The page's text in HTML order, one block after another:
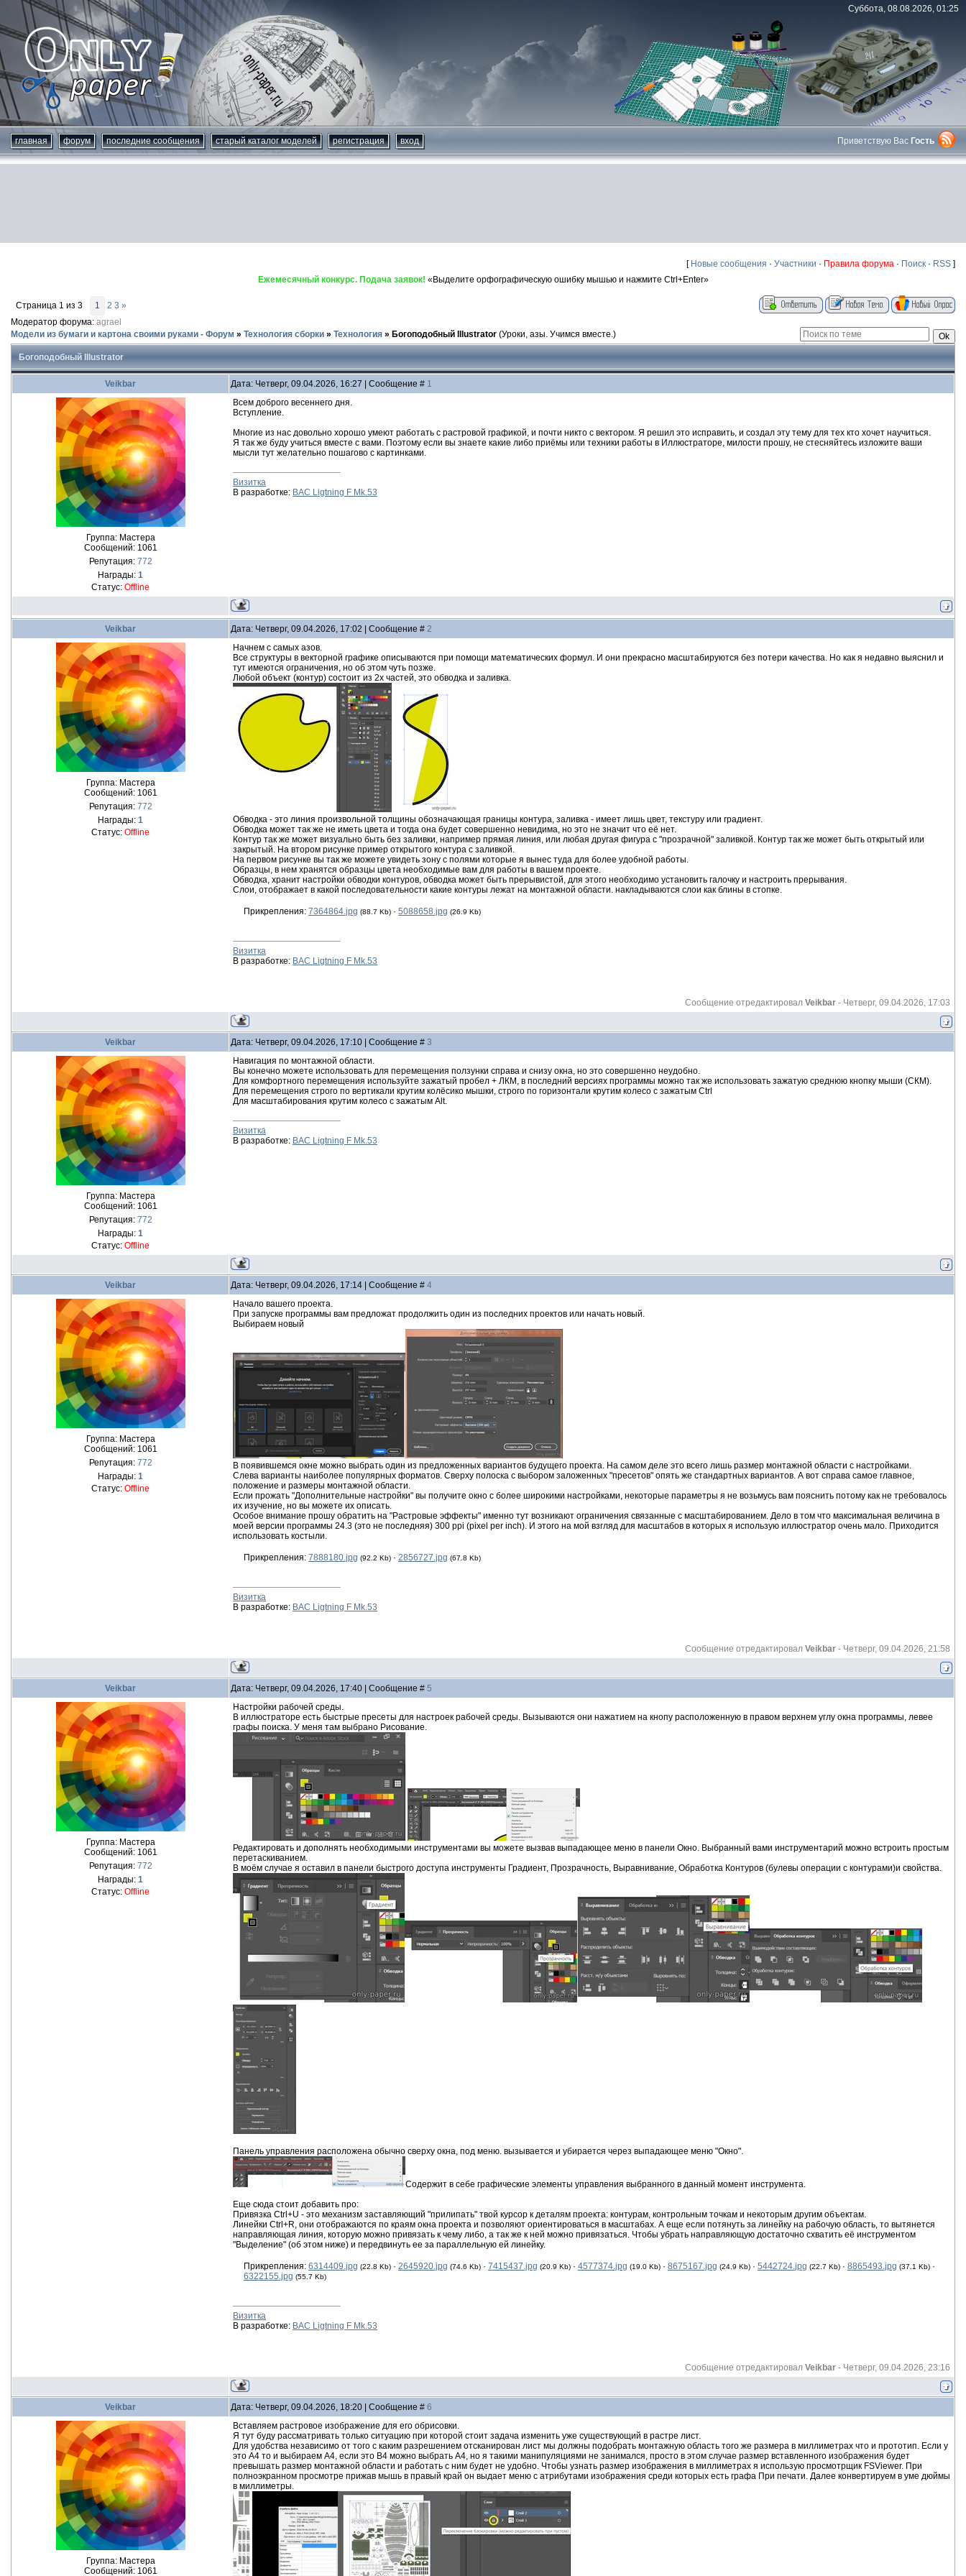
Суббота, 08.08.2026, 01:25
главная форум последние сообщения старый каталог моделей регистрация вход Приветствую Вас Гость
[ Новые сообщения · Участники · Правила форума · Поиск · RSS ]
Ежемесячный конкурс. Подача заявок! «Выделите орфографическую ошибку мышью и нажмите Ctrl+Enter»
Страница 1 из 3 1 2 3 »
Модератор форума: agrael
Модели из бумаги и картона своими руками - Форум » Технология сборки » Технология » Богоподобный Illustrator (Уроки, азы. Учимся вместе.)
Богоподобный Illustrator
Veikbar Дата: Четверг, 09.04.2026, 16:27 | Сообщение # 1
Группа: Мастера
Сообщений: 1061
Репутация: 772
Награды: 1
Статус: Offline
Всем доброго весеннего дня.
Вступление.
Многие из нас довольно хорошо умеют работать с растровой графикой, и почти никто с вектором. Я решил это исправить, и создал эту тему для тех кто хочет научиться.
Я так же буду учиться вместе с вами. Поэтому если вы знаете какие либо приёмы или техники работы в Иллюстраторе, милости прошу, не стесняйтесь изложите ваши
мысли тут желательно пошагово с картинками.
Визитка
В разработке: BAC Ligtning F Mk.53
Veikbar Дата: Четверг, 09.04.2026, 17:02 | Сообщение # 2
Группа: Мастера
Сообщений: 1061
Репутация: 772
Награды: 1
Статус: Offline
Начнем с самых азов.
Все структуры в векторной графике описываются при помощи математических формул. И они прекрасно масштабируются без потери качества. Но как я недавно выяснил и
тут имеются ограничения, но об этом чуть позже.
Любой объект (контур) состоит из 2х частей, это обводка и заливка.
Обводка - это линия произвольной толщины обозначающая границы контура, заливка - имеет лишь цвет, текстуру или градиент.
Обводка может так же не иметь цвета и тогда она будет совершенно невидима, но это не значит что её нет.
Контур так же может визуально быть без заливки, например прямая линия, или любая другая фигура с "прозрачной" заливкой. Контур так же может быть открытый или
закрытый. На втором рисунке пример открытого контура с заливкой.
На первом рисунке вы так же можете увидеть зону с полями которые я вынес туда для более удобной работы.
Образцы, в нем хранятся образцы цвета необходимые вам для работы в вашем проекте.
Обводка, хранит настройки обводки контуров, обводка может быть прерывистой, для этого необходимо установить галочку и настроить прерывания.
Слои, отображает в какой последовательности какие контуры лежат на монтажной области. накладываются слои как блины в стопке.
Прикрепления: 7364864.jpg (88.7 Kb) · 5088658.jpg (26.9 Kb)
Визитка
В разработке: BAC Ligtning F Mk.53
Сообщение отредактировал Veikbar - Четверг, 09.04.2026, 17:03
Veikbar Дата: Четверг, 09.04.2026, 17:10 | Сообщение # 3
Группа: Мастера
Сообщений: 1061
Репутация: 772
Награды: 1
Статус: Offline
Навигация по монтажной области.
Вы конечно можете использовать для перемещения ползунки справа и снизу окна, но это совершенно неудобно.
Для комфортного перемещения используйте зажатый пробел + ЛКМ, в последний версиях программы можно так же использовать зажатую среднюю кнопку мыши (СКМ).
Для перемещения строго по вертикали крутим колёсико мышки, строго по горизонтали крутим колесо с зажатым Ctrl
Для масштабирования крутим колесо с зажатым Alt.
Визитка
В разработке: BAC Ligtning F Mk.53
Veikbar Дата: Четверг, 09.04.2026, 17:14 | Сообщение # 4
Группа: Мастера
Сообщений: 1061
Репутация: 772
Награды: 1
Статус: Offline
Начало вашего проекта.
При запуске программы вам предложат продолжить один из последних проектов или начать новый.
Выбираем новый
В появившемся окне можно выбрать один из предложенных вариантов будущего проекта. На самом деле это всего лишь размер монтажной области с настройками.
Слева варианты наиболее популярных форматов. Сверху полоска с выбором заложенных "пресетов" опять же стандартных вариантов. А вот справа самое главное,
положение и размеры монтажной области.
Если прожать "Дополнительные настройки" вы получите окно с более широкими настройками, некоторые параметры я не возьмусь вам пояснить потому как не требовалось
их изучение, но вы можете их описать.
Особое внимание прошу обратить на "Растровые эффекты" именно тут возникают ограничения связанные с масштабированием. Дело в том что максимальная величина в
моей версии программы 24.3 (это не последняя) 300 ppi (pixel per inch). И этого на мой взгляд для масштабов в которых я использую иллюстратор очень мало. Приходится
использовать костыли.
Прикрепления: 7888180.jpg (92.2 Kb) · 2856727.jpg (67.8 Kb)
Визитка
В разработке: BAC Ligtning F Mk.53
Сообщение отредактировал Veikbar - Четверг, 09.04.2026, 21:58
Veikbar Дата: Четверг, 09.04.2026, 17:40 | Сообщение # 5
Группа: Мастера
Сообщений: 1061
Репутация: 772
Награды: 1
Статус: Offline
Настройки рабочей среды.
В иллюстраторе есть быстрые пресеты для настроек рабочей среды. Вызываются они нажатием на кнопу расположенную в правом верхнем углу окна программы, левее
графы поиска. У меня там выбрано Рисование.
Редактировать и дополнять необходимыми инструментами вы можете вызвав выпадающее меню в панели Окно. Выбранный вами инструментарий можно встроить простым
перетаскиванием.
В моём случае я оставил в панели быстрого доступа инструменты Градиент, Прозрачность, Выравнивание, Обработка Контуров (булевы операции с контурами)и свойства.
Панель управления расположена обычно сверху окна, под меню. вызывается и убирается через выпадающее меню "Окно".
Содержит в себе графические элементы управления выбранного в данный момент инструмента.
Еще сюда стоит добавить про:
Привязка Ctrl+U - это механизм заставляющий "прилипать" твой курсор к деталям проекта: контурам, контрольным точкам и некоторым другим объектам.
Линейки Ctrl+R, они отображаются по краям окна проекта и позволяют ориентироваться в масштабах. А еще если потянуть за линейку на рабочую область, то вытянется
направляющая линия, которую можно привязать к чему либо, а так же к ней можно привязаться. Чтобы убрать направляющую достаточно схватить её инструментом
"Выделение" (об этом ниже) и передвинуть ее за параллельную ей линейку.
Прикрепления: 6314409.jpg (22.8 Kb) · 2645920.jpg (74.6 Kb) · 7415437.jpg (20.9 Kb) · 4577374.jpg (19.0 Kb) · 8675167.jpg (24.9 Kb) · 5442724.jpg (22.7 Kb) · 8865493.jpg (37.1 Kb) ·
6322155.jpg (55.7 Kb)
Визитка
В разработке: BAC Ligtning F Mk.53
Сообщение отредактировал Veikbar - Четверг, 09.04.2026, 23:16
Veikbar Дата: Четверг, 09.04.2026, 18:20 | Сообщение # 6
Группа: Мастера
Сообщений: 1061
Вставляем растровое изображение для его обрисовки.
Я тут буду рассматривать только ситуацию при которой стоит задача изменить уже существующий в растре лист.
Для удобства независимо от того с каким разрешением отсканирован лист мы должны подобрать монтажную область того же размера в миллиметрах что и прототип. Если у
это А4 то и выбираем А4, если это B4 можно выбрать А4, но я такими манипуляциями не занимался, просто в этом случае размер вставленного изображения будет
превышать размер монтажной области и работать с ним будет не удобно. Чтобы узнать размер изображения в миллиметрах я использую просмотрщик FSViewer. При
полноэкранном просмотре прижав мышь в правый край он выдает меню с атрибутами изображения среди которых есть графа При печати. Далее конвертируем в уме дюймы
в миллиметры.